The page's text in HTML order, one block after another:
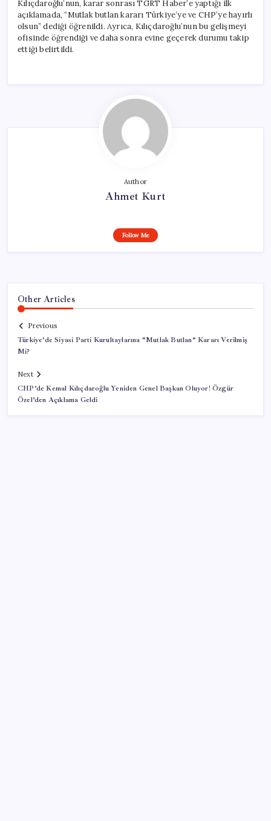
Kılıçdaroğlu’nun, karar sonrası TGRT Haber’e yaptığı ilk
açıklamada, “Mutlak butlan kararı Türkiye’ye ve CHP’ye hayırlı
olsun” dediği öğrenildi. Ayrıca, Kılıçdaroğlu’nun bu gelişmeyi
ofisinde öğrendiği ve daha sonra evine geçerek durumu takip
ettiği belirtildi.
Author
Ahmet Kurt
Follow Me
Other Articles
Previous
Türkiye’de Siyasi Parti Kurultaylarına “Mutlak Butlan” Kararı Verilmiş
Mi?
Next
CHP’de Kemal Kılıçdaroğlu Yeniden Genel Başkan Oluyor! Özgür
Özel’den Açıklama Geldi